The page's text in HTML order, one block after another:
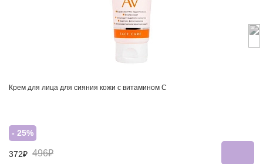
Крем для лица для сияния кожи с витамином С
- 25%
372₽ 496₽